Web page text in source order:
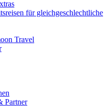
für gleichgeschlechtliche
Travel
Partner